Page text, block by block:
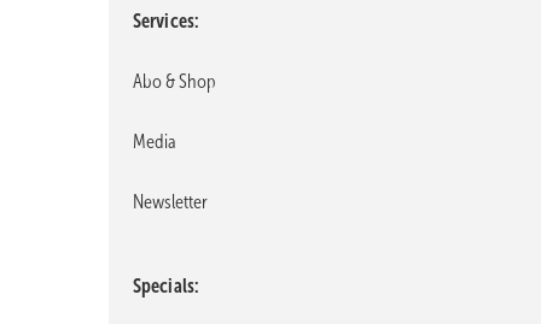
Services
Abo & Shop
Media
Newsletter
Specials